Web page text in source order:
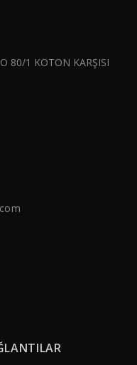
80/1 KOTON KARŞISI